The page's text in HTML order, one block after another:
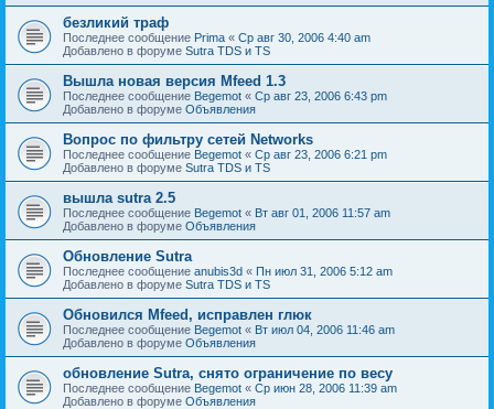
безликий траф
Последнее сообщение Prima « Ср авг 30, 2006 4:40 am
Добавлено в форуме Sutra TDS и TS
Вышла новая версия Mfeed 1.3
Последнее сообщение Begemot « Ср авг 23, 2006 6:43 pm
Добавлено в форуме Объявления
Вопрос по фильтру сетей Networks
Последнее сообщение Begemot « Ср авг 23, 2006 6:21 pm
Добавлено в форуме Sutra TDS и TS
вышла sutra 2.5
Последнее сообщение Begemot « Вт авг 01, 2006 11:57 am
Добавлено в форуме Объявления
Обновление Sutra
Последнее сообщение anubis3d « Пн июл 31, 2006 5:12 am
Добавлено в форуме Sutra TDS и TS
Обновился Mfeed, исправлен глюк
Последнее сообщение Begemot « Вт июл 04, 2006 11:46 am
Добавлено в форуме Объявления
обновление Sutra, снято ограничение по весу
Последнее сообщение Begemot « Ср июн 28, 2006 11:39 am
Добавлено в форуме Объявления